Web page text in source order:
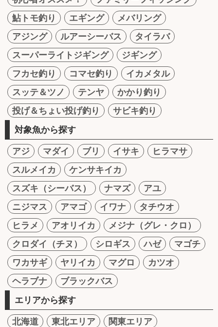
鮎トモ釣り
エギング
メバリング
アジング
ルアーシーバス
タイラバ
スーパーライトジギング
ジギング
フカセ釣り
コマセ釣り
イカメタル
スッテ＆ツノ
テンヤ
かかり釣り
投げ＆ちょい投げ釣り
サビキ釣り
対象魚から探す
アジ マダイ ブリ イサキ
ヒラマサ
スルメイカ
ケンサキイカ
スズキ（シーバス）
ナマズ
アユ
ニジマス
アマゴ イワナ
タチウオ
ヒラメ
アオリイカ
メジナ（グレ・クロ）
クロダイ（チヌ）
シロギス ハゼ
マゴチ
ワカサギ
ヤリイカ マグロ
カツオ
ヘラブナ
ブラックバス
エリアから探す
北海道 東北エリア
関東エリア